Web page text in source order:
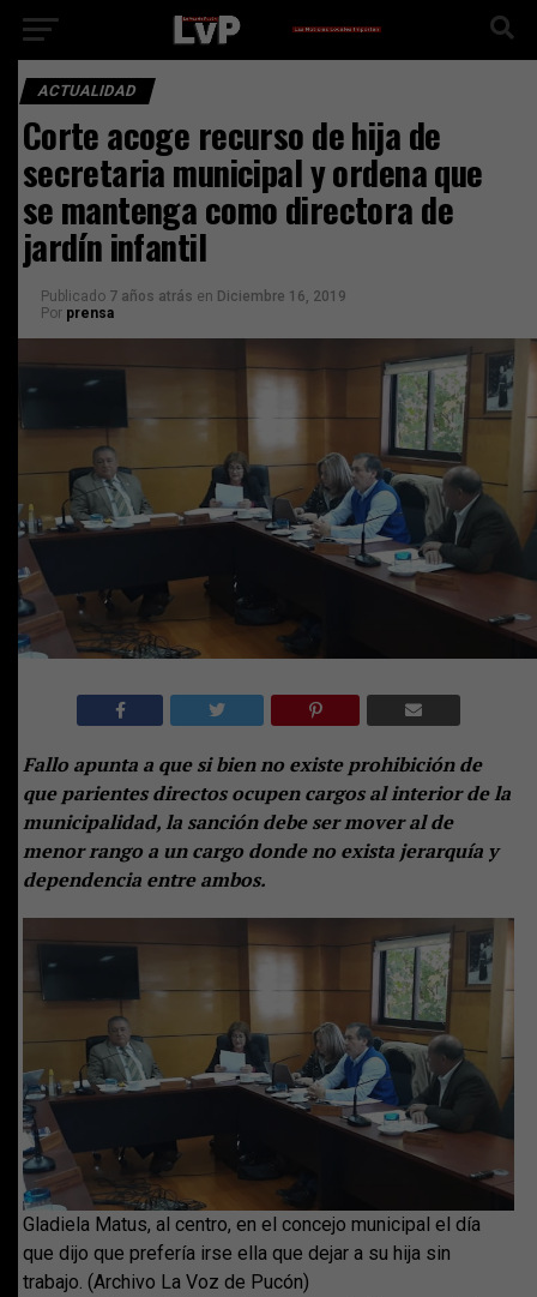
ACTUALIDAD
Corte acoge recurso de hija de
secretaria municipal y ordena que
se mantenga como directora de
jardín infantil
Publicado 7 años atrás en Diciembre 16, 2019
Por prensa
Fallo apunta a que si bien no existe prohibición de
que parientes directos ocupen cargos al interior de la
municipalidad, la sanción debe ser mover al de
menor rango a un cargo donde no exista jerarquía y
dependencia entre ambos.
Gladiela Matus, al centro, en el concejo municipal el día
que dijo que prefería irse ella que dejar a su hija sin
trabajo. (Archivo La Voz de Pucón)